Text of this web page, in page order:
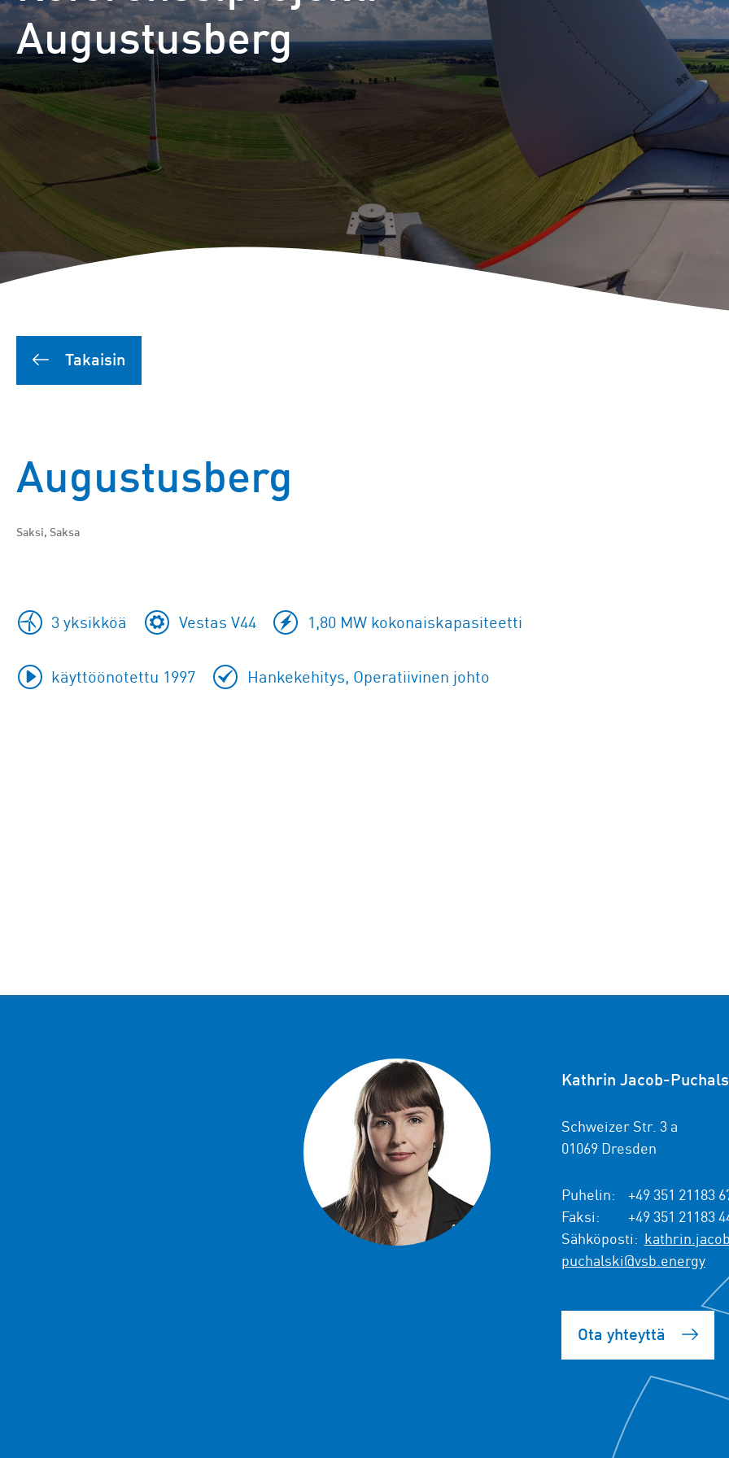
Puutionsaaren hybridipuisto
Leuvannevan hybridipuisto
Outojängän tuulipuisto
Joutensuon hybridipuisto
Pikku Kivinevan hybridipuisto
Läyniönsuon aurinkopuisto
Augustusberg
Takaisin
Augustusberg
Saksi, Saksa
3 yksikköä Vestas V44 1,80 MW kokonaiskapasiteetti
käyttöönotettu 1997 Hankekehitys, Operatiivinen johto
Kathrin Jacob-
Schweizer Str. 3 a
01069 Dresden
Puhelin:
+49 351 21183
Faksi:
+49 351 21183
Sähköposti:
puchalski@vsb.energy
Ota yhteyttä